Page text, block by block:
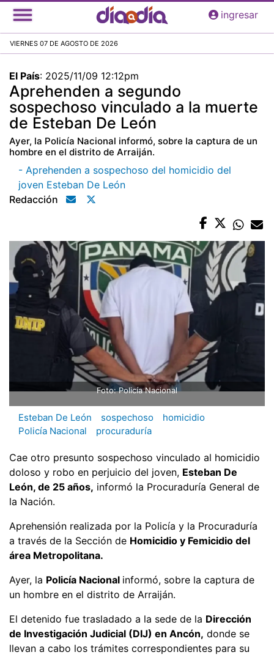
Pasar
al
principal
ingresar
VIERNES 07 DE AGOSTO DE 2026
El País: 2025/11/09 12:12pm
Aprehenden a segundo
sospechoso vinculado a la muerte
de Esteban De León
Ayer, la Policía Nacional informó, sobre la captura de un
hombre en el distrito de Arraiján.
- Aprehenden a sospechoso del homicidio del
joven Esteban De León
Redacción
Foto: Policía Nacional
Esteban De León sospechoso
homicidio
Policía Nacional
procuraduría
Cae otro presunto sospechoso vinculado al homicidio
doloso y robo en perjuicio del joven, Esteban De
León, de 25 años, informó la Procuraduría General de
la Nación.
Aprehensión realizada por la Policía y la Procuraduría
a través de la Sección de Homicidio y Femicidio del
área Metropolitana.
Ayer, la Policía Nacional informó, sobre la captura de
un hombre en el distrito de Arraiján.
El detenido fue trasladado a la sede de la Dirección
de Investigación Judicial (DIJ) en Ancón, donde se
llevan a cabo los trámites correspondientes para su